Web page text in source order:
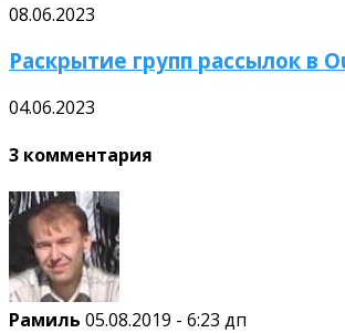
08.06.2023
Раскрытие групп рассылок в
04.06.2023
3 комментария
Рамиль 05.08.2019 - 6:23 дп